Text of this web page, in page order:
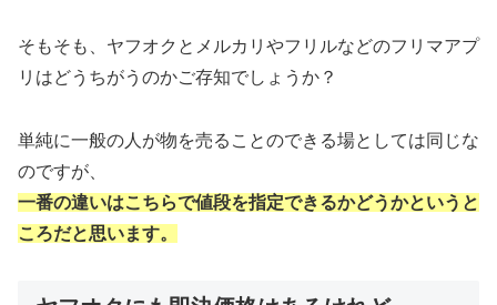
そもそも、ヤフオクとメルカリやフリルなどのフリマアプ
リはどうちがうのかご存知でしょうか？
単純に一般の人が物を売ることのできる場としては同じな
のですが、
一番の違いはこちらで値段を指定できるかどうかというと
ころだと思います。